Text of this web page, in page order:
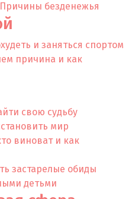
безденежья
и заняться спортом
причина и как
свою судьбу
мир
виноват и как
застарелые обиды
детьми